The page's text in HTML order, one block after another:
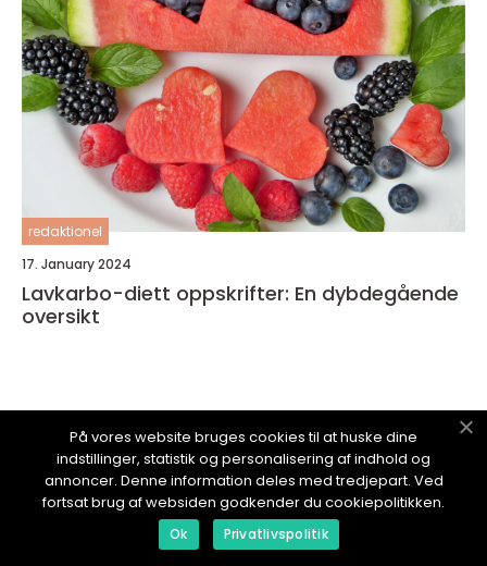
redaktionel
17. January 2024
Lavkarbo-diett oppskrifter: En dybdegående
oversikt
TRENETIPS.no
På vores website bruges cookies til at huske dine
indstillinger, statistik og personalisering af indhold og
annoncer. Denne information deles med tredjepart. Ved
fortsat brug af websiden godkender du cookiepolitikken.
Ok Privatlivspolitik